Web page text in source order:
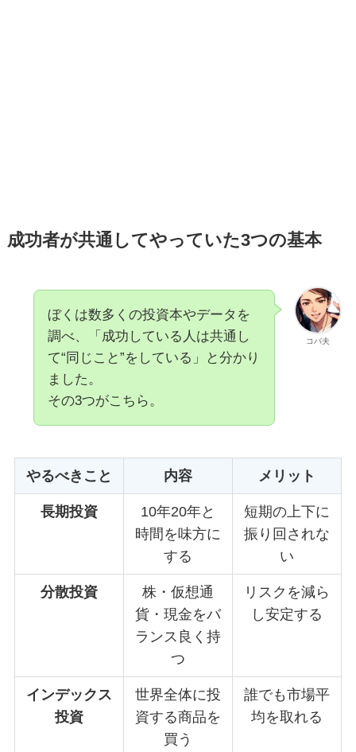
成功者が共通してやっていた3つの基本
コバ夫
ぼくは数多くの投資本やデータを
調べ、「成功している人は共通し
て“同じこと”をしている」と分かり
ました。
その3つがこちら。
やるべきこと 内容 メリット
長期投資
10年20年と
時間を味方に
する
短期の上下に
振り回されな
い
分散投資
株・仮想通
貨・現金をバ
ランス良く持
つ
リスクを減ら
し安定する
インデックス
投資
世界全体に投
資する商品を
買う
誰でも市場平
均を取れる